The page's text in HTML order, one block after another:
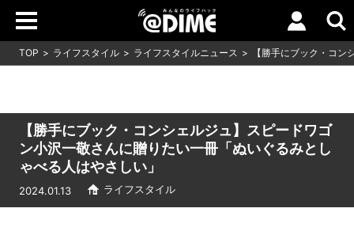
TOP ライフスタイル ライフスタイルニュース 【勝手にブック・コ
【勝手にブック・コンシェルジュ】スピードワゴ
ン小沢一敬さんに贈りたい一冊「ぬいぐるみとし
ゃべる人はやさしい」
2024.01.13 ライフスタイル